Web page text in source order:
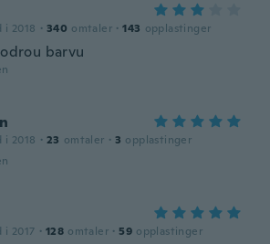
i 2018 · 340 omtaler · 143 opplastinger
barvu
i 2018 · 23 omtaler · 3 opplastinger
i 2017 · 128 omtaler · 59 opplastinger